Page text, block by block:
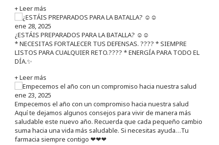
+ Leer más
ene 28, 2025
¿ESTÁIS PREPARADOS PARA LA BATALLA? ☺️☺️
* NECESITAS FORTALECER TUS DEFENSAS. ????️ * SIEMPRE
LISTOS PARA CUALQUIER RETO.???? * ENERGÍA PARA TODO EL
DÍA.✨
+ Leer más
ene 23, 2025
Empecemos el año con un compromiso hacia nuestra salud
Aquí te dejamos algunos consejos para vivir de manera más
saludable este nuevo año. Recuerda que cada pequeño cambio
suma hacia una vida más saludable. Si necesitas ayuda…Tu
farmacia siempre contigo ❤❤❤